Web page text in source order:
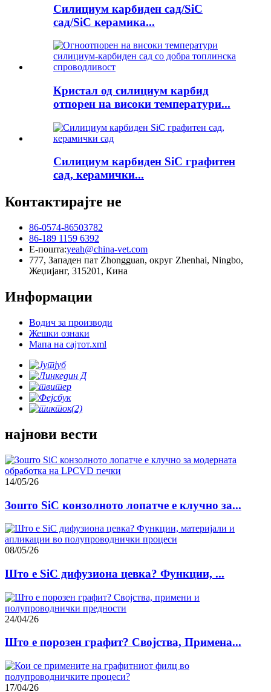
Силициум карбиден сад/SiC
сад/SiC керамика...
Кристал од силициум карбид
отпорен на високи температури...
Силициум карбиден SiC графитен
сад, керамички...
Контактирајте не
86-0574-86503782
86-189 1159 6392
Е-пошта:yeah@china-vet.com
777, Западен пат Zhongguan, округ Zhenhai, Ningbo,
Жеџијанг, 315201, Кина
Информации
Водич за производи
Жешки ознаки
Мапа на сајтот.xml
најнови вести
14/05/26
Зошто SiC конзолното лопатче е клучно за...
08/05/26
Што е SiC дифузиона цевка? Функции, ...
24/04/26
Што е порозен графит? Својства, Примена...
17/04/26